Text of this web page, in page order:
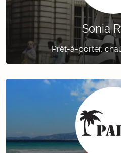
Sonia
Prêt-à-porter,